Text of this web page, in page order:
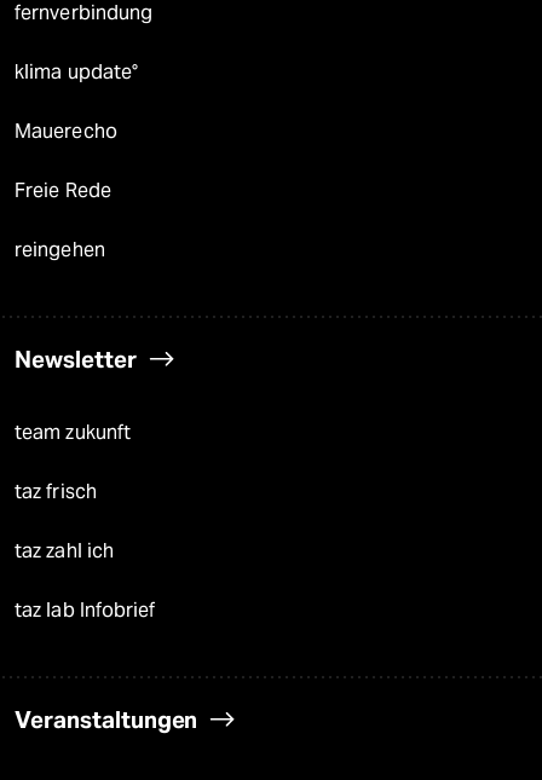
fernverbindung
klima update°
Mauerecho
Freie Rede
reingehen
Newsletter
team zukunft
taz frisch
taz zahl ich
taz lab Infobrief
Veranstaltungen